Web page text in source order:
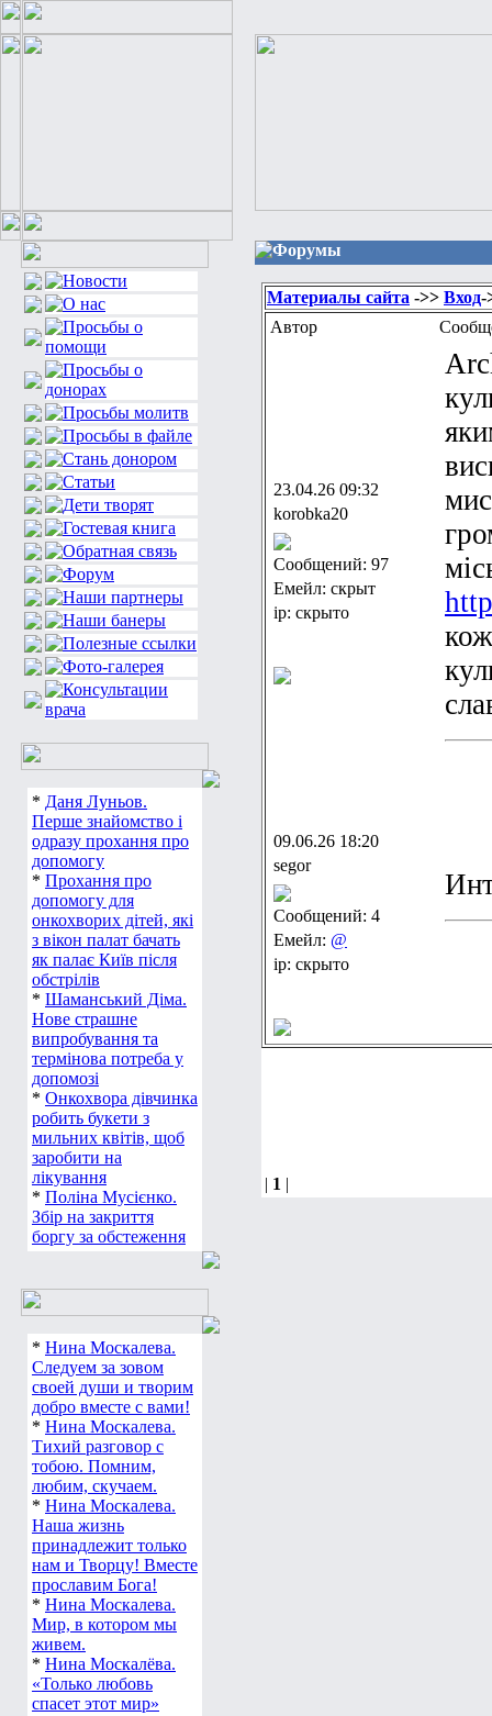
* Даня Луньов.
Перше знайомство і
одразу прохання про
допомогу
* Прохання про
допомогу для
онкохворих дітей, які
з вікон палат бачать
як палає Київ після
обстрілів
* Шаманський Діма.
Нове страшне
випробування та
термінова потреба у
допомозі
* Онкохвора дівчинка
робить букети з
мильних квітів, щоб
заробити на
лікування
* Поліна Мусієнко.
Збір на закриття
боргу за обстеження
* Нина Москалева.
Следуем за зовом
своей души и творим
добро вместе с вами!
* Нина Москалева.
Тихий разговор с
тобою. Помним,
любим, скучаем.
* Нина Москалева.
Наша жизнь
принадлежит только
нам и Творцу! Вместе
прославим Бога!
* Нина Москалева.
Мир, в котором мы
живем.
* Нина Москалёва.
«Только любовь
спасет этот мир»
Форумы
Материалы сайта ->> Вход-
Автор
23.04.26 09:32
korobka20
Сообщений: 97
Емейл: скрыт
ip: скрыто
09.06.26 18:20
segor
Сообщений: 4
Емейл: @
ip: скрыто
| 1 |